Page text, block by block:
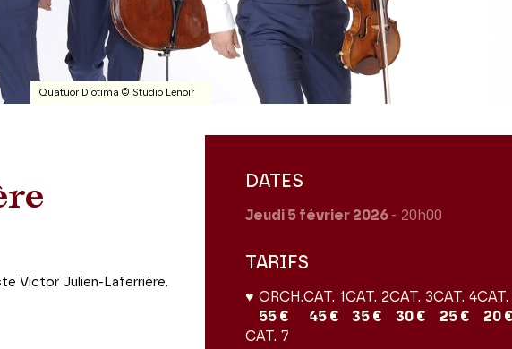
Quatuor Diotima © Studio Lenoir
Victor Julien-Laferrière.
DATES
Jeudi 5 février 2026 - 20h00
TARIFS
♥ ORCH.
55 €
CAT. 1
45 €
CAT. 2
35 €
CAT. 3
30 €
CAT. 4
25 €
CAT.
20 €
CAT. 7